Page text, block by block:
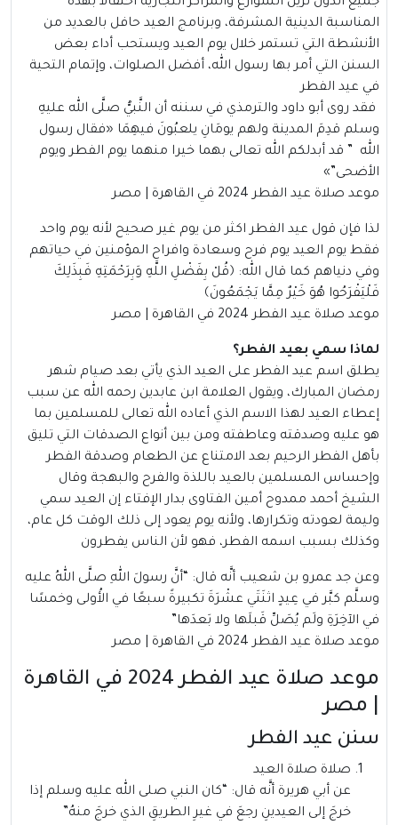
المناسبة الدينية المشرفة، وبرنامج العيد حافل بالعديد من
الأنشطة التي تستمر خلال يوم العيد ويستحب أداء بعض
السنن التي أمر بها رسول الله، أفضل الصلوات، وإتمام التحية
في عيد الفطر
فقد روى أبو داود والترمذي في سننه أن النَّبيُّ صلَّى الله عليهِ
وسلم قدِمَ المدينة ولهم يومَانِ يلعبُونَ فيهِمَا «فقال رسول
الله ” قد أبدلكم الله تعالى بهما خيرا منهما يوم الفطر ويوم
الأضحى”»
موعد صلاة عيد الفطر 2024 في القاهرة | مصر
لذا فإن قول عيد الفطر اكثر من يوم غير صحيح لأنه يوم واحد
فقط يوم العيد يوم فرح وسعادة وافراح المؤمنين في حياتهم
وفي دنياهم كما قال الله: ﴿قُلْ بِفَضْلِ اللَّهِ وَبِرَحْمَتِهِ فَبِذَلِكَ
فَلْيَفْرَحُوا هُوَ خَيْرٌ مِمَّا يَجْمَعُونَ﴾
موعد صلاة عيد الفطر 2024 في القاهرة | مصر
لماذا سمي بعيد الفطر؟
يطلق اسم عيد الفطر على العيد الذي يأتي بعد صيام شهر
رمضان المبارك، ويقول العلامة ابن عابدين رحمه الله عن سبب
إعطاء العيد لهذا الاسم الذي أعاده الله تعالى للمسلمين بما
هو عليه وصدقته وعاطفته ومن بين أنواع الصدقات التي تليق
بأهل الفطر الرحيم بعد الامتناع عن الطعام وصدقة الفطر
وإحساس المسلمين بالعيد باللذة والفرح والبهجة وقال
الشيخ أحمد ممدوح أمين الفتاوى بدار الإفتاء إن العيد سمي
وليمة لعودته وتكرارها، ولأنه يوم يعود إلى ذلك الوقت كل عام،
وكذلك بسبب اسمه الفطر، فهو لأن الناس يفطرون
وعن جد عمرو بن شعيب أنَّه قال: “أنَّ رسولَ اللهِ صلَّى اللهُ عليه
وسلَّم كبَّر في عِيدٍ اثنَتَي عشْرَةَ تكبيرةً سبعًا في الأُولى وخمسًا
في الآخِرَةِ ولَم يُصَلِّ قَبلَها ولا بَعدَها”
موعد صلاة عيد الفطر 2024 في القاهرة | مصر
موعد صلاة عيد الفطر 2024 في القاهرة
| مصر
سنن عيد الفطر
صلاة صلاة العيد
عن أبي هريرة أنَّه قال: “كان النبي صلى الله عليه وسلم إذا
خرجَ إلى العيدينِ رجعَ في غيرِ الطريقِ الذي خرجَ منهُ”